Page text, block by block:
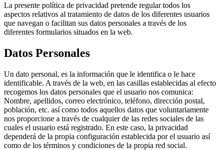
La presente política de privacidad pretende regular todos los
aspectos relativos al tratamiento de datos de los diferentes usuarios
que navegan o facilitan sus datos personales a través de los
diferentes formularios situados en la web.
Datos Personales
Un dato personal, es la información que le identifica o le hace
identificable. A través de la web, en las casillas establecidas al efecto
recogemos los datos personales que el usuario nos comunica:
Nombre, apellidos, correo electrónico, teléfono, dirección postal,
población, etc. así como todos aquellos datos que voluntariamente
nos proporcione a través de cualquier de las redes sociales de las
cuales el usuario está registrado. En este caso, la privacidad
dependerá de la propia configuración establecida por el usuario así
como de los términos y condiciones de la propia red social.